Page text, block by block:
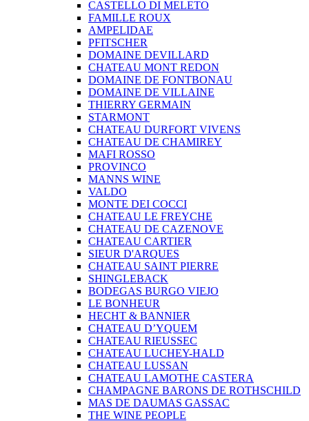
CASTELLO DI MELETO
FAMILLE ROUX
AMPELIDAE
PFITSCHER
DOMAINE DEVILLARD
CHATEAU MONT REDON
DOMAINE DE FONTBONAU
DOMAINE DE VILLAINE
THIERRY GERMAIN
STARMONT
CHATEAU DURFORT VIVENS
CHATEAU DE CHAMIREY
MAFI ROSSO
PROVINCO
MANNS WINE
VALDO
MONTE DEI COCCI
CHATEAU LE FREYCHE
CHATEAU DE CAZENOVE
CHATEAU CARTIER
SIEUR D'ARQUES
CHATEAU SAINT PIERRE
SHINGLEBACK
BODEGAS BURGO VIEJO
LE BONHEUR
HECHT & BANNIER
CHATEAU D’YQUEM
CHATEAU RIEUSSEC
CHATEAU LUCHEY-HALD
CHATEAU LUSSAN
CHATEAU LAMOTHE CASTERA
CHAMPAGNE BARONS DE ROTHSCHILD
MAS DE DAUMAS GASSAC
THE WINE PEOPLE